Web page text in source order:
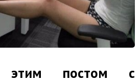
этим постом с